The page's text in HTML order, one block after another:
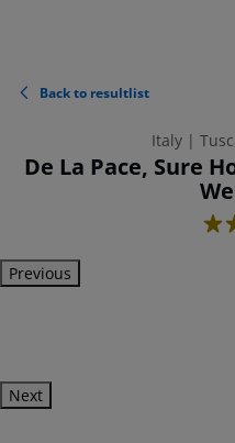
Back to resultlist
Italy |
De La Pace, Sure
4
Previous
Next